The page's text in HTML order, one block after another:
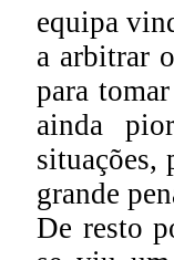
equipa
a arbitrar
para
ainda
situações,
grande
De resto